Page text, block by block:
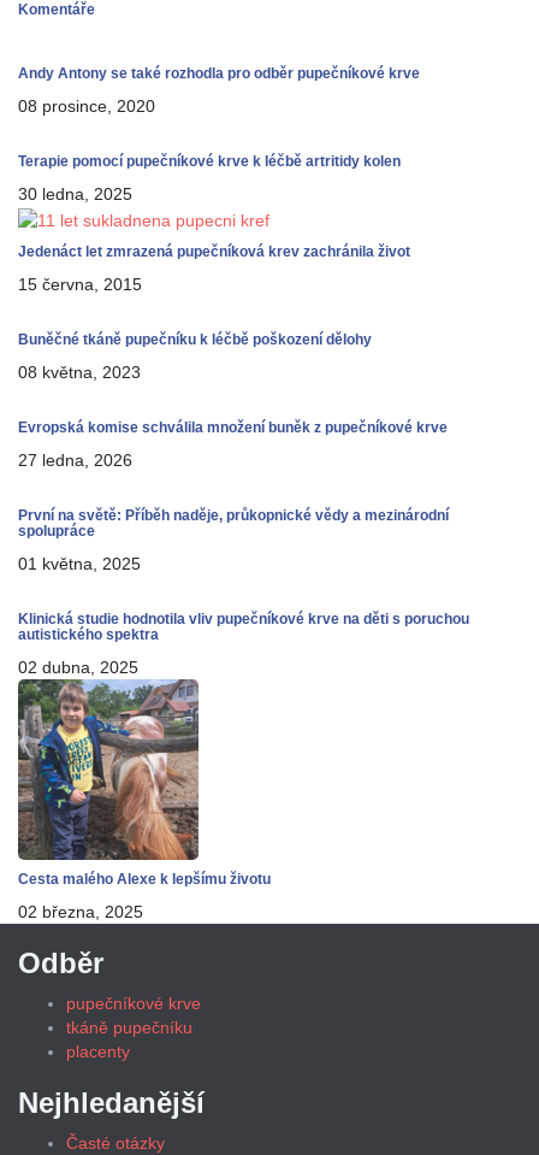
Komentáře
Andy Antony se také rozhodla pro odběr pupečníkové krve
08 prosince, 2020
Terapie pomocí pupečníkové krve k léčbě artritidy kolen
30 ledna, 2025
Jedenáct let zmrazená pupečníková krev zachránila život
15 června, 2015
Buněčné tkáně pupečníku k léčbě poškození dělohy
08 května, 2023
Evropská komise schválila množení buněk z pupečníkové krve
27 ledna, 2026
První na světě: Příběh naděje, průkopnické vědy a mezinárodní
spolupráce
01 května, 2025
Klinická studie hodnotila vliv pupečníkové krve na děti s poruchou
autistického spektra
02 dubna, 2025
Cesta malého Alexe k lepšímu životu
02 března, 2025
Odběr
pupečníkové krve
tkáně pupečníku
placenty
Nejhledanější
Časté otázky